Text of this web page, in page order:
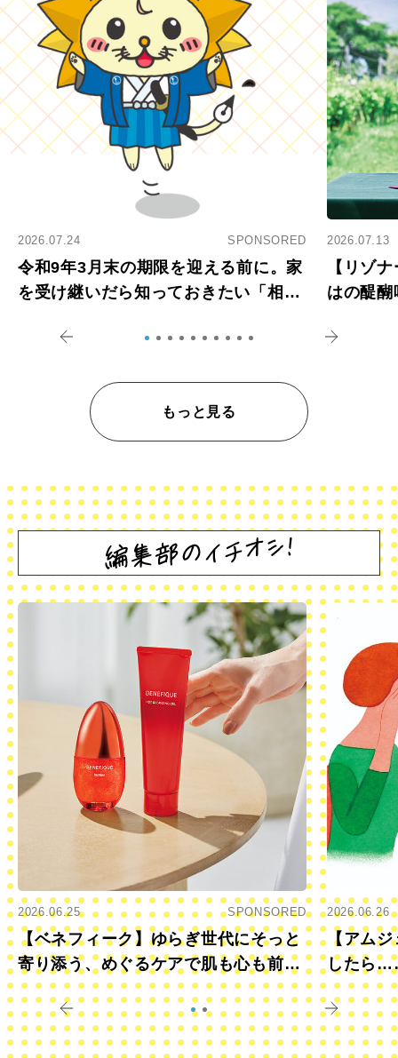
2026.07.24 SPONSORED
令和9年3月末の期限を迎える前に。家
を受け継いだら知っておきたい「相続
2026.07.13
【リゾ
はの醍
もっと見る
2026.06.25 SPONSORED
【ベネフィーク】ゆらぎ世代にそっと
寄り添う、めぐるケアで肌も心も前向
きに
2026.06.26
【アムジ
したら
すか？